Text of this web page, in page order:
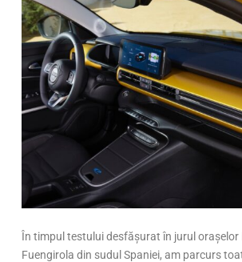
În timpul testului desfășurat în jurul orașelor
Fuengirola din sudul Spaniei, am parcurs